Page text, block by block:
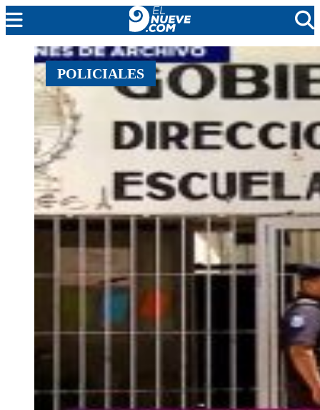
MENDOZA
CADA DÍA
ARGENTINA
NOTICIERO 9
PROTAGONISTAS
EL NUEVE STREAMS
PROGRAMACIÓN
EN VIVO
POLICIALES